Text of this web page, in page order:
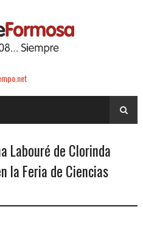
Labouré de Clorinda
la Feria de Ciencias